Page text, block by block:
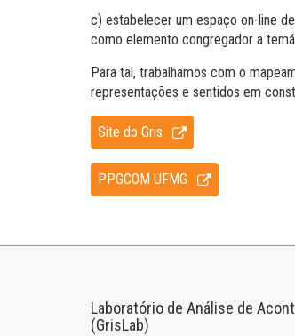
c) estabelecer um espaço on-line
como elemento congregador a
Para tal, trabalhamos com o
representações e sentidos em
Site do Gris
PPGCOM UFMG
Laboratório de Análise de
(GrisLab)